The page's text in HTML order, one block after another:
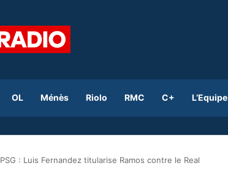
OL Ménès Riolo RMC C+ L’Equipe
PSG : Luis Fernandez titularise Ramos contre le Real